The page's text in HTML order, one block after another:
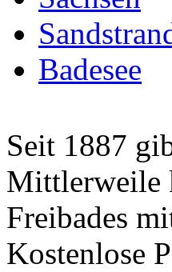
Badesee
Seit 1887
Mittlerweile
Freibades
Kostenlose